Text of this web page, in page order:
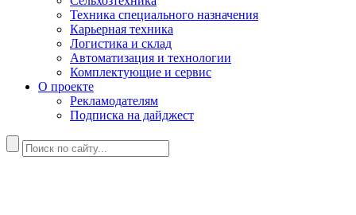
Техника специального назначения
Карьерная техника
Логистика и склад
Автоматизация и технологии
Комплектующие и сервис
О проекте
Рекламодателям
Подписка на дайджест